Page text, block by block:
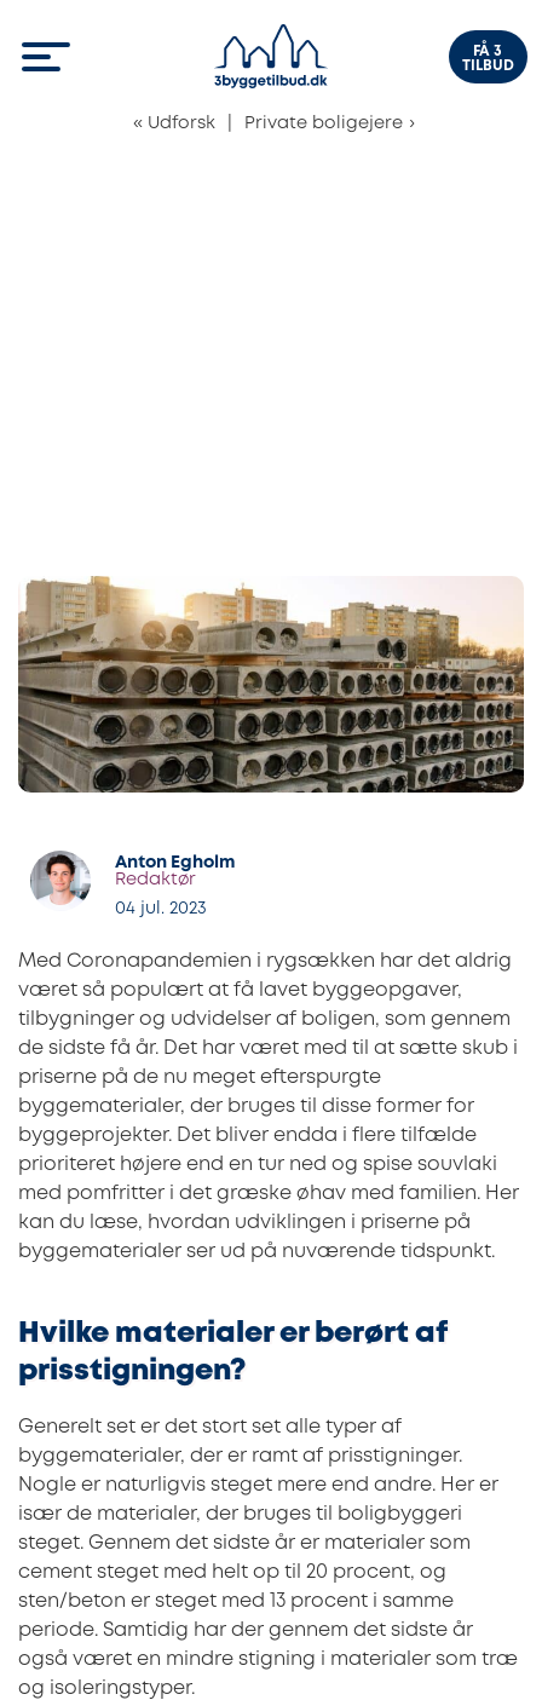
FÅ 3
TILBUD
« Udforsk Private boligejere ›
Anton Egholm
Redaktør
04 jul. 2023
Med Coronapandemien i rygsækken har det aldrig
været så populært at få lavet byggeopgaver,
tilbygninger og udvidelser af boligen, som gennem
de sidste få år. Det har været med til at sætte skub i
priserne på de nu meget efterspurgte
byggematerialer, der bruges til disse former for
byggeprojekter. Det bliver endda i flere tilfælde
prioriteret højere end en tur ned og spise souvlaki
med pomfritter i det græske øhav med familien. Her
kan du læse, hvordan udviklingen i priserne på
byggematerialer ser ud på nuværende tidspunkt.
Hvilke materialer er berørt af
prisstigningen?
Generelt set er det stort set alle typer af
byggematerialer, der er ramt af prisstigninger.
Nogle er naturligvis steget mere end andre. Her er
især de materialer, der bruges til boligbyggeri
steget. Gennem det sidste år er materialer som
cement steget med helt op til 20 procent, og
sten/beton er steget med 13 procent i samme
periode. Samtidig har der gennem det sidste år
også været en mindre stigning i materialer som træ
og isoleringstyper.